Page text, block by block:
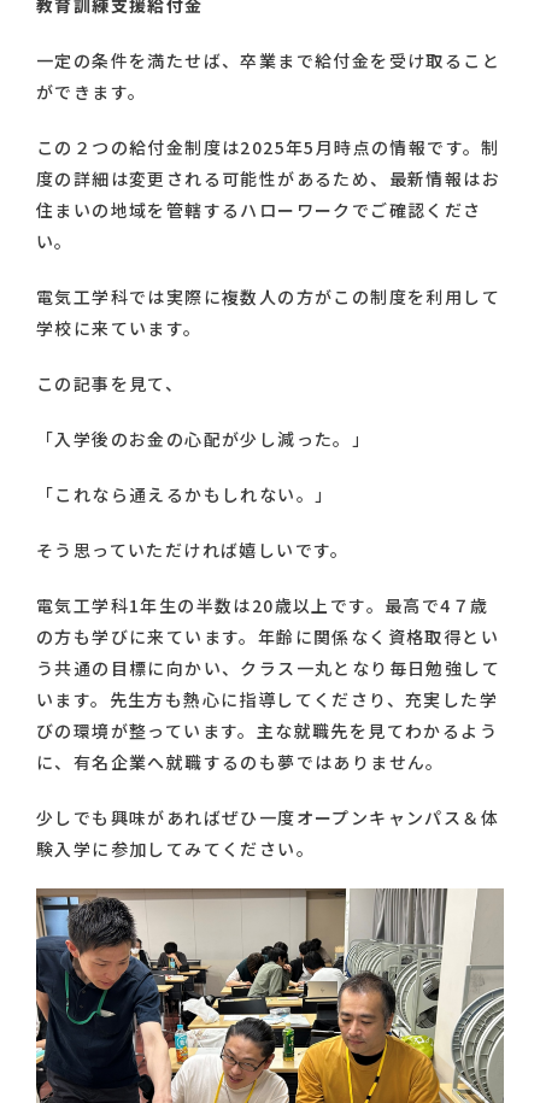
教育訓練支援給付金
一定の条件を満たせば、卒業まで給付金を受け取ること
ができます。
この２つの給付金制度は2025年5月時点の情報です。制
度の詳細は変更される可能性があるため、最新情報はお
住まいの地域を管轄するハローワークでご確認くださ
い。
電気工学科では実際に複数人の方がこの制度を利用して
学校に来ています。
この記事を見て、
「入学後のお金の心配が少し減った。」
「これなら通えるかもしれない。」
そう思っていただければ嬉しいです。
電気工学科1年生の半数は20歳以上です。最高で4７歳
の方も学びに来ています。年齢に関係なく資格取得とい
う共通の目標に向かい、クラス一丸となり毎日勉強して
います。先生方も熱心に指導してくださり、充実した学
びの環境が整っています。主な就職先を見てわかるよう
に、有名企業へ就職するのも夢ではありません。
少しでも興味があればぜひ一度オープンキャンパス＆体
験入学に参加してみてください。